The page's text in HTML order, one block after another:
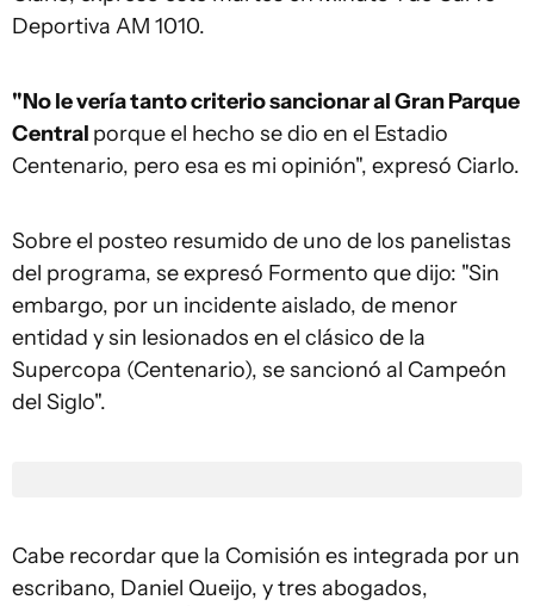
Deportiva AM 1010.
"No le vería tanto criterio sancionar al Gran Parque
Central porque el hecho se dio en el Estadio
Centenario, pero esa es mi opinión", expresó Ciarlo.
Sobre el posteo resumido de uno de los panelistas
del programa, se expresó Formento que dijo: "Sin
embargo, por un incidente aislado, de menor
entidad y sin lesionados en el clásico de la
Supercopa (Centenario), se sancionó al Campeón
del Siglo".
Cabe recordar que la Comisión es integrada por un
escribano, Daniel Queijo, y tres abogados,